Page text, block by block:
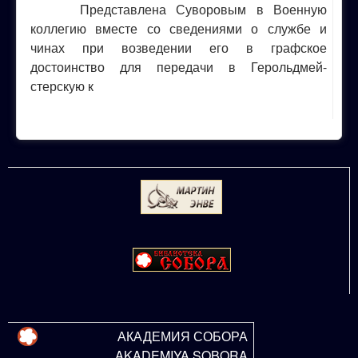
Представлена Суворовым в Военную
коллегию вместе со сведениями о службе и
чинах при возведении его в графское
достоинство для передачи в Герольдмей-
стерскую к
АКАДЕМИЯ СОБОРА